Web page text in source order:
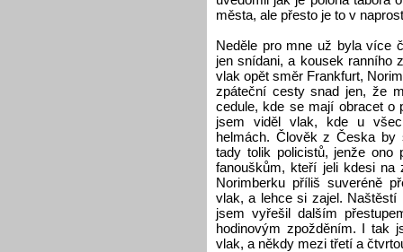
města, ale přesto je to v
Neděle pro mne už byla více
jen snídani, a kousek ranního
vlak opět směr Frankfurt,
zpáteční cesty snad jen, že
cedule, kde se mají obracet o
jsem viděl vlak, kde u
helmách. Člověk z Česka
tady tolik policistů, jenže ono
fanouškům, kteří jeli kdesi
Norimberku příliš suveréně
vlak, a lehce si zajel. Naštěstí
jsem vyřešil dalším
hodinovým zpožděním. I tak
vlak, a někdy mezi třetí a